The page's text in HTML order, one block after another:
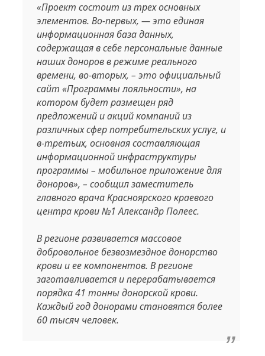
«Проект состоит из трех основных
элементов. Во-первых, —это единая
информационная база данных,
содержащая в себе персональные данные
наших доноров в режиме реального
времени, во-вторых, – это официальный
сайт «Программы лояльности», на
котором будет размещен ряд
предложений и акций компаний из
различных сфер потребительских услуг, и
в-третьих, основная составляющая
информационной инфраструктуры
программы – мобильное приложение для
доноров», – сообщил заместитель
главного врача Красноярского краевого
центра крови №1 Александр Полеес.
В регионеразвивается массовое
добровольное безвозмездное донорство
крови и ее компонентов. В регионе
заготавливается и перерабатывается
порядка 41 тонны донорской крови.
Каждый годдонорами становятся более
60 тысяч человек.